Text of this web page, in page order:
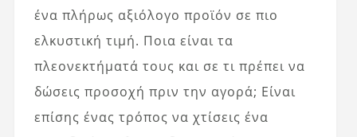
ένα πλήρως αξιόλογο προϊόν σε πιο
ελκυστική τιμή. Ποια είναι τα
πλεονεκτήματά τους και σε τι πρέπει να
δώσεις προσοχή πριν την αγορά; Είναι
επίσης ένας τρόπος να χτίσεις ένα